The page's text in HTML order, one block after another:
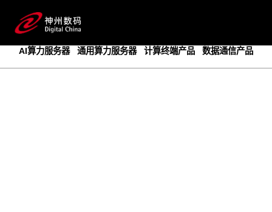
成为领先的创新智算基础设施提供商
预约专家咨询
AI算力服务器 通用算力服务器 计算终端产品 数据通信产品